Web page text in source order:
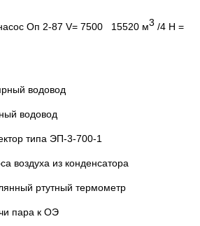
Оп 2-87 V= 7500 15520 м3 /4 Н =
водовод
водовод
типа ЭП-3-700-1
воздуха из конденсатора
ртутный термометр
пара к ОЭ